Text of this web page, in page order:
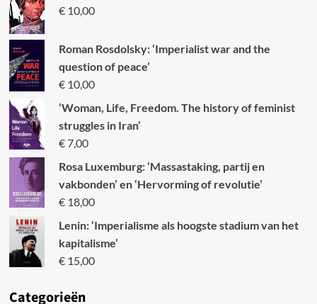
€10,00
Roman Rosdolsky: ‘Imperialist war and the
question of peace’
€10,00
‘Woman, Life, Freedom. The history of feminist
struggles in Iran’
€7,00
Rosa Luxemburg: ‘Massastaking, partij en
vakbonden’ en ‘Hervorming of revolutie’
€18,00
Lenin: ‘Imperialisme als hoogste stadium van het
kapitalisme’
€15,00
Categorieën